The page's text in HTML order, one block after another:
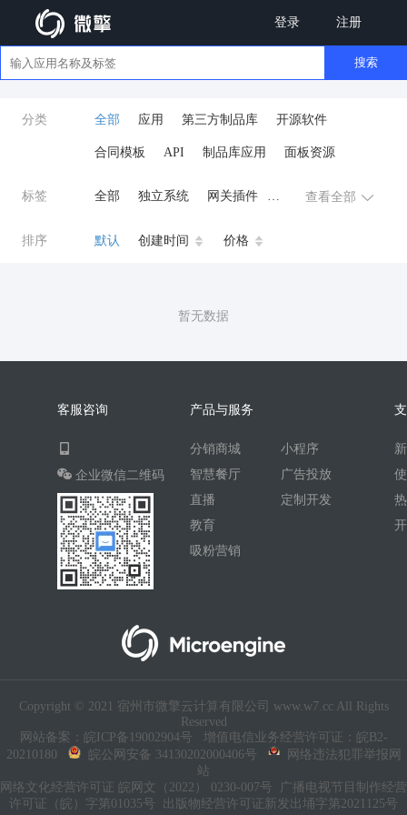
登录 注册
搜索
分类 全部 应用 第三方制品库 开源软件
合同模板 API 制品库应用 面板资源
标签 全部 独立系统 网关插件
餐饮小程序 分销
商城
游戏 租赁合同 上门
小程序商城 saas AI音乐
招聘 AI小程序
体育馆网球篮球羽毛球
驾校小程序
AI数字人 交互数字人
论坛 视频混剪
短剧 抖音|快手|视频号 diy
热门短剧系统 跑腿
查看全部
排序 默认 创建时间 价格
暂无数据
客服咨询
企业微信二维码
产品与服务
分销商城
智慧餐厅
直播
教育
吸粉营销
小程序
广告投放
定制开发
Copyright © 2021 宿州市微擎云计算有限公司 www.w7.cc All Rights
Reserved
网站备案：皖ICP备19002904号 增值电信业务经营许可证：皖B2-
20210180
皖公网安备 34130202000406号
网络违法犯罪举报网
站
网络文化经营许可证 皖网文（2022） 0230-007号 广播电视节目制作经营
许可证（皖）字第01035号 出版物经营许可证新发出埇字第2021125号